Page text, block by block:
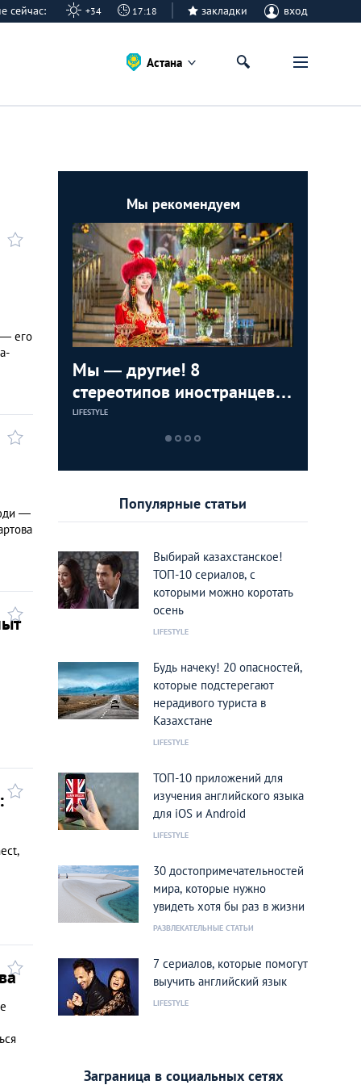
сейчас: +34 17:18 закладки вход
Астана
— его
—
Мы рекомендуем
Мы — другие! 8
стереотипов иностранцев о
Казахстане
LIFESTYLE
Популярные статьи
Выбирай казахстанское!
ТОП-10 сериалов, с
которыми можно коротать
осень
LIFESTYLE
Будь начеку! 20 опасностей,
которые подстерегают
нерадивого туриста в
Казахстане
LIFESTYLE
ТОП-10 приложений для
изучения английского языка
для iOS и Android
LIFESTYLE
30 достопримечательностей
мира, которые нужно
увидеть хотя бы раз в жизни
РАЗВЛЕКАТЕЛЬНЫЕ СТАТЬИ
7 сериалов, которые помогут
выучить английский язык
LIFESTYLE
Заграница в социальных сетях